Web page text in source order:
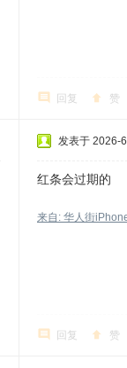
回复 赞
发表于 2026-
红条会过期的
来自: 华人街
回复 赞